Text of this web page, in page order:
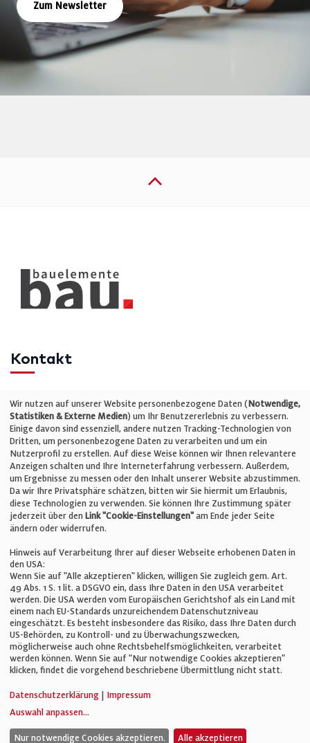
Zum Newsletter
Kontakt
Telefon: +49 (0)711 2585563-0
E-Mail:info@bauelemente-bau.eu
Unternehmen
Impressum
Cookie-Einstellungen
AGB
© Verlag für Fachpublizistik GmbH
Wir nutzen auf unserer Website personenbezogene Daten (Notwendige,
Statistiken & Externe Medien) um Ihr Benutzererlebnis zu verbessern.
Einige davon sind essenziell, andere nutzen Tracking-Technologien von
Dritten, um personenbezogene Daten zu verarbeiten und um ein
Nutzerprofil zu erstellen. Auf diese Weise können wir Ihnen relevantere
Anzeigen schalten und Ihre Interneterfahrung verbessern. Außerdem,
um Ergebnisse zu messen oder den Inhalt unserer Website abzustimmen.
Da wir Ihre Privatsphäre schätzen, bitten wir Sie hiermit um Erlaubnis,
diese Technologien zu verwenden. Sie können Ihre Zustimmung später
jederzeit über den Link "Cookie-Einstellungen" am Ende jeder Seite
ändern oder widerrufen.
Hinweis auf Verarbeitung Ihrer auf dieser Webseite erhobenen Daten in
den USA:
Wenn Sie auf "Alle akzeptieren" klicken, willigen Sie zugleich gem. Art.
49 Abs. 1 S. 1 lit. a DSGVO ein, dass Ihre Daten in den USA verarbeitet
werden. Die USA werden vom Europäischen Gerichtshof als ein Land mit
einem nach EU-Standards unzureichendem Datenschutzniveau
eingeschätzt. Es besteht insbesondere das Risiko, dass Ihre Daten durch
US-Behörden, zu Kontroll- und zu Überwachungszwecken,
möglicherweise auch ohne Rechtsbehelfsmöglichkeiten, verarbeitet
werden können. Wenn Sie auf "Nur notwendige Cookies akzeptieren"
klicken, findet die vorgehend beschriebene Übermittlung nicht statt.
Datenschutzerklärung
Impressum
Auswahl anpassen...
Nur notwendige Cookies akzeptieren. Alle akzeptieren